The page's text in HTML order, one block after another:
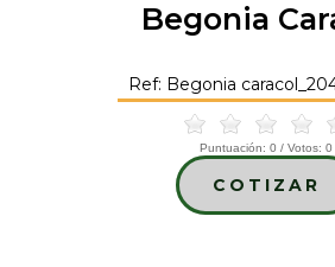
Begonia
Ref: Begonia
Puntuación: 0 / Votos: 0
COTIZAR